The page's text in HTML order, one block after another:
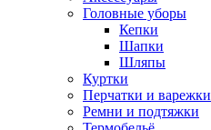
Головные уборы
Кепки
Шапки
Шляпы
Куртки
Перчатки и варежки
Ремни и подтяжки